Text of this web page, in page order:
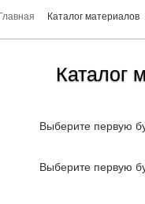
Главная Каталог материалов
Каталог
Выберите первую
Выберите первую